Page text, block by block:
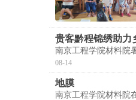
贵客黔程锦绣助
南京工程学院材料院
08-14
地膜
南京工程学院材料院